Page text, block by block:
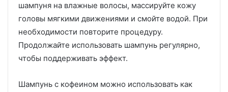
шампуня на влажные волосы, массируйте кожу
головы мягкими движениями и смойте водой. При
необходимости повторите процедуру.
Продолжайте использовать шампунь регулярно,
чтобы поддерживать эффект.
Шампунь с кофеином можно использовать как